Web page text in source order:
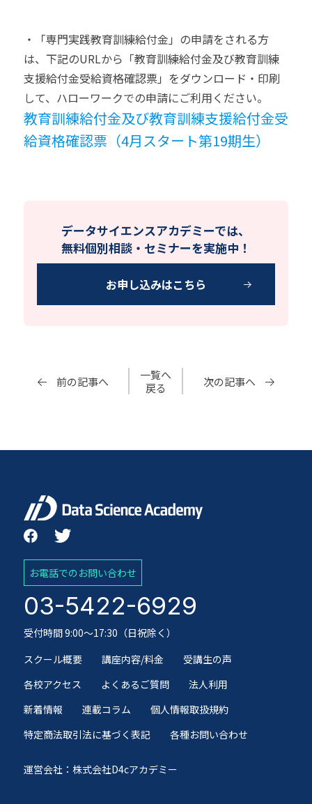
・「専門実践教育訓練給付金」の申請をされる方
は、下記のURLから「教育訓練給付金及び教育訓練
支援給付金受給資格確認票」をダウンロード・印刷
して、ハローワークでの申請にご利用ください。
教育訓練給付金及び教育訓練支援給付金受
給資格確認票（4月スタート第19期生）
データサイエンスアカデミーでは、
無料個別相談・セミナーを実施中！
お申し込みはこちら
前の記事へ
一覧へ
戻る
次の記事へ
お電話でのお問い合わせ
03-5422-6929
受付時間 9:00～17:30（日祝除く）
スクール概要
講座内容/料金
受講生の声
各校アクセス
よくあるご質問
法人利用
新着情報
連載コラム
個人情報取扱規約
特定商法取引法に基づく表記
各種お問い合わせ
運営会社：株式会社D4cアカデミー